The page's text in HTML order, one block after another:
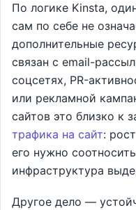
По логике Kinsta,
сам по себе не
дополнительные
связан с email-
соцсетях, PR-
или рекламной
сайтов это близко к
трафика на сайт:
его нужно
инфраструктура
Другое дело —